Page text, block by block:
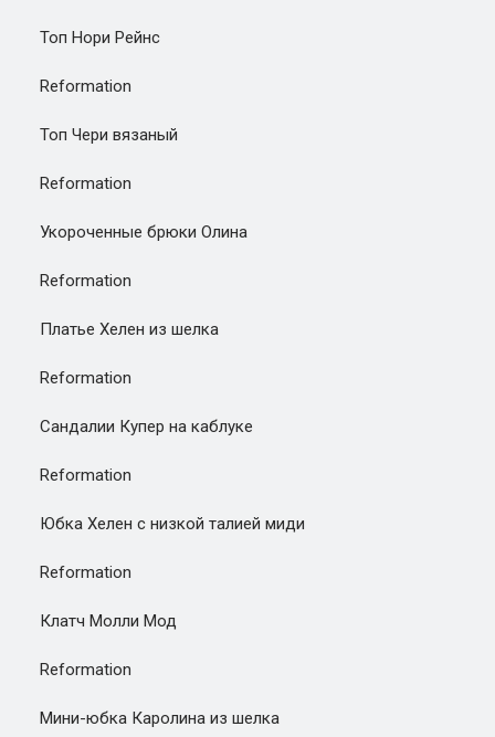
Топ Нори Рейнс
Reformation
Топ Чери вязаный
Reformation
Укороченные брюки Олина
Reformation
Платье Хелен из шелка
Reformation
Сандалии Купер на каблуке
Reformation
Юбка Хелен с низкой талией миди
Reformation
Клатч Молли Мод
Reformation
Мини-юбка Каролина из шелка